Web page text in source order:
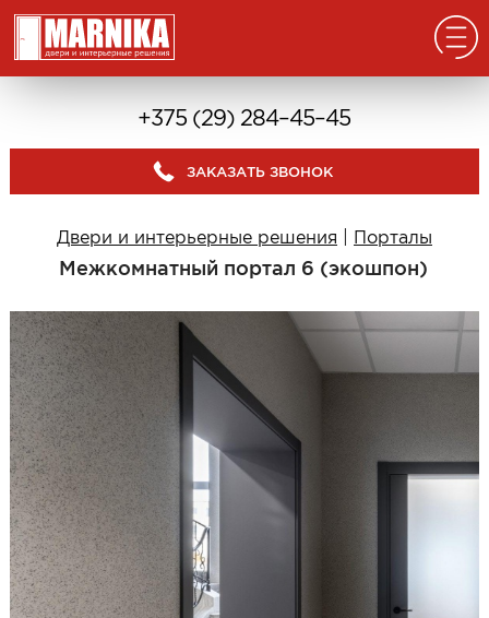
Входные двери
В дом с окном
В дом без окна
Классические в квартиру
Современные в квартиру
С отделкой из дерева
С декоративными панелями
С зеркалом
Под отделку
Образцы входные
Двери и интерьерные решения
Массив
+375 (29) 284–45–45
ЗАКАЗАТЬ ЗВОНОК
Двери и интерьерные решения Порталы
Межкомнатный портал 6 (экошпон)